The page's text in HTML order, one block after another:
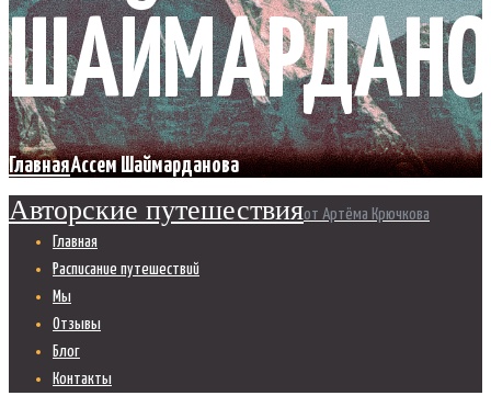
ГлавнаяАссем Шаймарданова
Авторские путешествияот Артёма Крючкова
Главная
Расписание путешествий
Мы
Отзывы
Блог
Контакты